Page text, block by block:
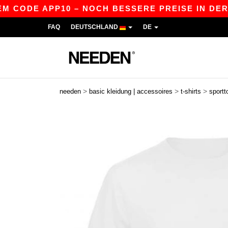
– NOCH BESSERE PREISE IN DER APP!
FAQ DEUTSCHLAND DE
needen > basic kleidung | accessoires > t-shirts >